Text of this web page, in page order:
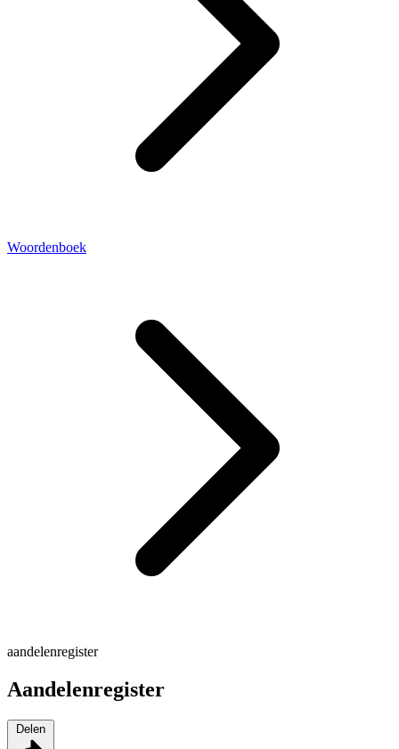
Woordenboek
aandelenregister
Aandelenregister